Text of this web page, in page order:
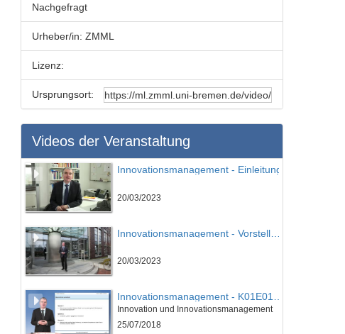
Nachgefragt
Urheber/in: ZMML
Lizenz:
Ursprungsort:
Videos der Veranstaltung
Innovationsmanagement - Einleitung
20/03/2023
20/03/2023
Innovation und Innovationsmanagement
25/07/2018